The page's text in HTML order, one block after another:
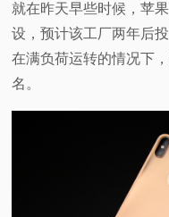
题
就在昨天早些时候，苹
设，预计该工厂两年后
在满负荷运转的情况下
名。